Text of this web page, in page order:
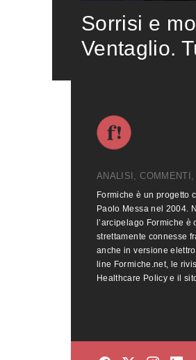
Sorrisi e
Ventaglio.
ANALISI, COMMENTI,
Formiche è un progetto
Paolo Messa nel 2004.
l’arcipelago Formiche è
strettamente connesse
anche in versione
line Formiche.net, le
Healthcare Policy e il